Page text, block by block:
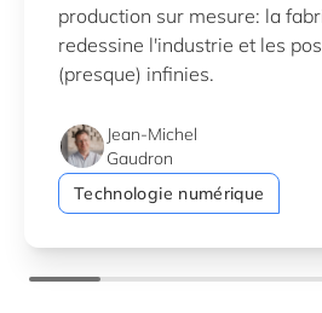
production sur mesure: la
redessine l'industrie et les
(presque) infinies.
Jean-Michel
Gaudron
Technologie numérique